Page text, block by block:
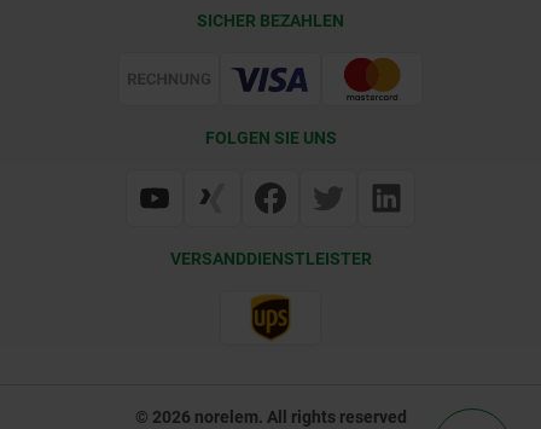
Web Support
SICHER BEZAHLEN
FOLGEN SIE UNS
VERSANDDIENSTLEISTER
© 2026 norelem. All rights reserved